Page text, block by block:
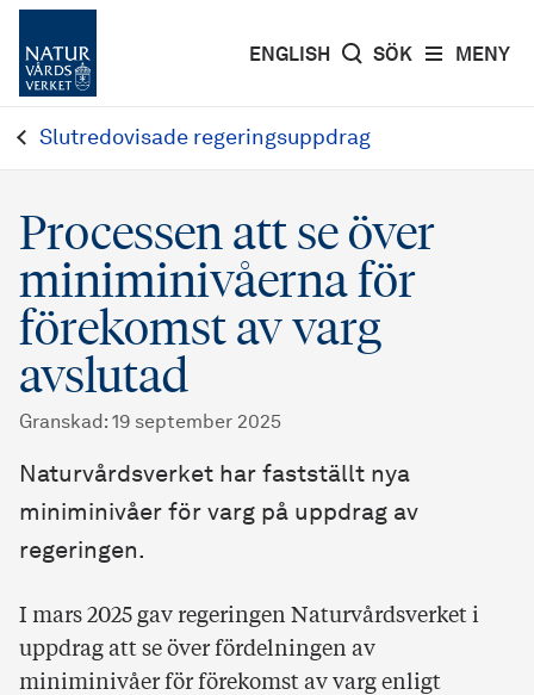
MENY
ENGLISH SÖK
Slutredovisade regeringsuppdrag
Processen att se över
miniminivåerna för
förekomst av varg
avslutad
Granskad : 19 september 2025
Naturvårdsverket har fastställt nya
miniminivåer för varg på uppdrag av
regeringen.
I mars 2025 gav regeringen Naturvårdsverket i
uppdrag att se över fördelningen av
miniminivåer för förekomst av varg enligt